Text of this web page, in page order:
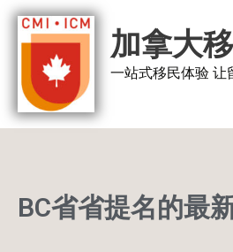
跳
加拿大
一站式移民体验 让
BC省省提名的最